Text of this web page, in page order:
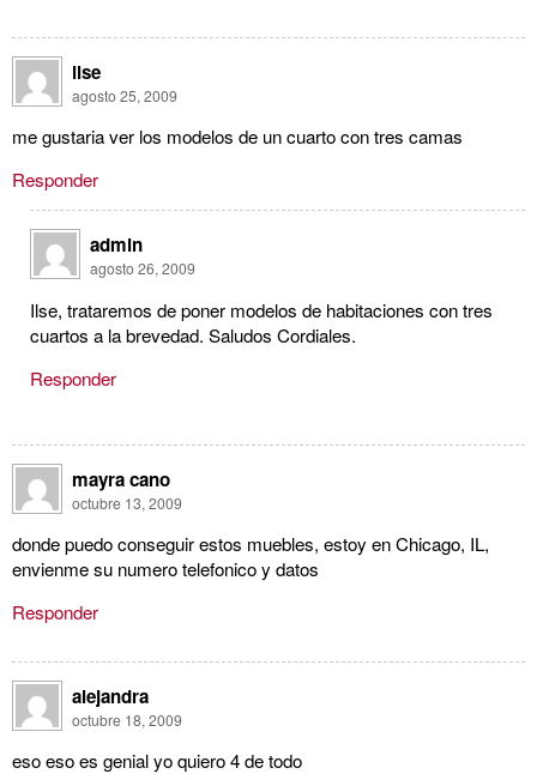
ilse
agosto 25, 2009
me gustaria ver los modelos de un cuarto con tres camas
Responder
admin
agosto 26, 2009
Ilse, trataremos de poner modelos de habitaciones con tres
cuartos a la brevedad. Saludos Cordiales.
Responder
mayra cano
octubre 13, 2009
donde puedo conseguir estos muebles, estoy en Chicago, IL,
envienme su numero telefonico y datos
Responder
alejandra
octubre 18, 2009
eso eso es genial yo quiero 4 de todo